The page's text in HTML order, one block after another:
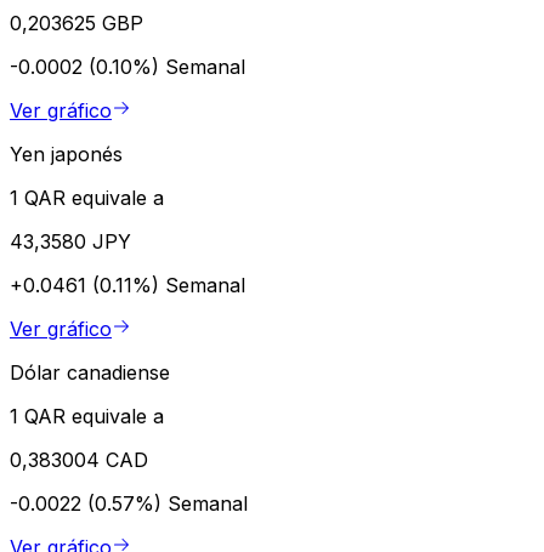
0,203625 GBP
-0.0002 (0.10%) Semanal
Ver gráfico
Yen japonés
1 QAR equivale a
43,3580 JPY
+0.0461 (0.11%) Semanal
Ver gráfico
Dólar canadiense
1 QAR equivale a
0,383004 CAD
-0.0022 (0.57%) Semanal